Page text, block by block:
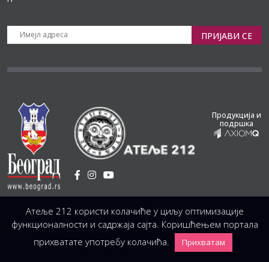
ПРИЈАВИ СЕ
Установа Културе / Светогорска 21, 11103 Београд, Србија
Централа (управа, организација, администрација, рачуноводство, техника)
+381 11 3246 146;
+381 11 3246 147 |office@atelje212.rs
Продукција и
подршка
Сва Права Задржана © 2026 Позориште Атеља 212
Атеље 212 користи колачиће у циљу оптимизације
функционалности и садржаја сајта. Коришћењем портала
прихватате употребу колачића.
Прихватам